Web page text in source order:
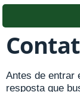
Antes de entrar
resposta que